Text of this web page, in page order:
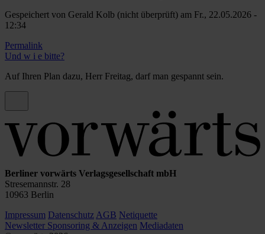
Gespeichert von Gerald Kolb (nicht überprüft) am Fr., 22.05.2026 -
12:34
Antwort
endlich
Thema
in
den
Focus,
sehr
viel
von
freitag
(nicht
Permalink
Und w i e bitte?
Auf Ihren Plan dazu, Herr Freitag, darf man gespannt sein.
Berliner vorwärts Verlagsgesellschaft mbH
Stresemannstr. 28
10963 Berlin
Impressum Datenschutz AGB Netiquette
Newsletter Sponsoring & Anzeigen Mediadaten